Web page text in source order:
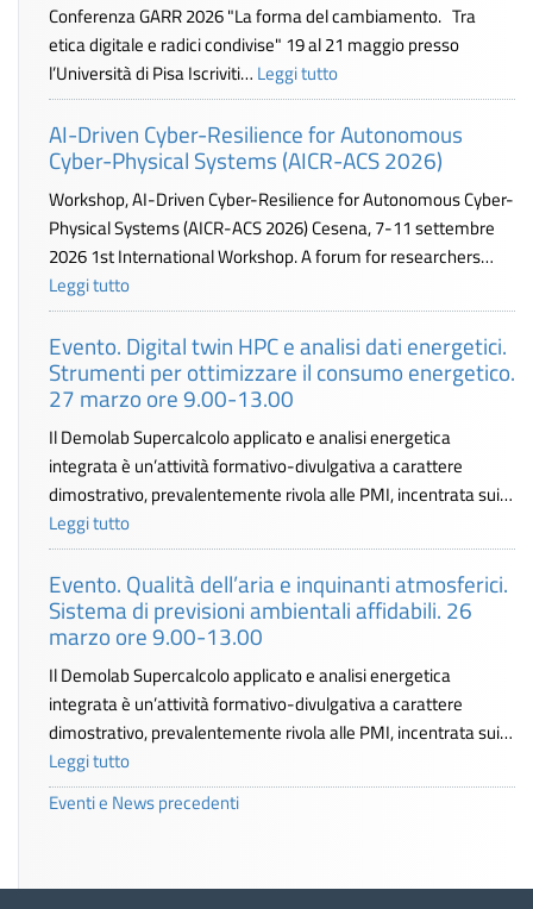
Conferenza GARR 2026 "La forma del cambiamento. Tra
etica digitale e radici condivise" 19 al 21 maggio presso
l’Università di Pisa Iscriviti… Leggi tutto
AI-Driven Cyber-Resilience for Autonomous
Cyber-Physical Systems (AICR-ACS 2026)
Workshop, AI-Driven Cyber-Resilience for Autonomous Cyber-
Physical Systems (AICR-ACS 2026) Cesena, 7-11 settembre
2026 1st International Workshop. A forum for researchers…
Leggi tutto
Evento. Digital twin HPC e analisi dati energetici.
Strumenti per ottimizzare il consumo energetico.
27 marzo ore 9.00-13.00
Il Demolab Supercalcolo applicato e analisi energetica
integrata è un’attività formativo-divulgativa a carattere
dimostrativo, prevalentemente rivola alle PMI, incentrata sui…
Leggi tutto
Evento. Qualità dell’aria e inquinanti atmosferici.
Sistema di previsioni ambientali affidabili. 26
marzo ore 9.00-13.00
Il Demolab Supercalcolo applicato e analisi energetica
integrata è un’attività formativo-divulgativa a carattere
dimostrativo, prevalentemente rivola alle PMI, incentrata sui…
Leggi tutto
Eventi e News precedenti